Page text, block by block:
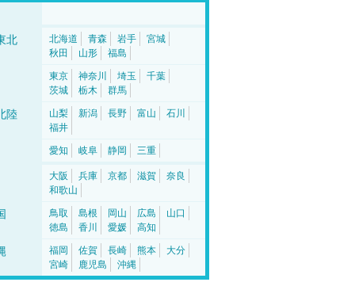
北 北海道 青森 岩手
宮城
秋田
山形 福島
東京 神奈川 埼玉
千葉
茨城
栃木 群馬
陸 山梨 新潟 長野 富山
石川
福井
愛知 岐阜 静岡 三重
大阪 兵庫 京都 滋賀
奈良
和歌山
鳥取 島根 岡山 広島
山口
徳島
香川 愛媛 高知
福岡 佐賀 長崎 熊本
大分
宮崎
鹿児島 沖縄